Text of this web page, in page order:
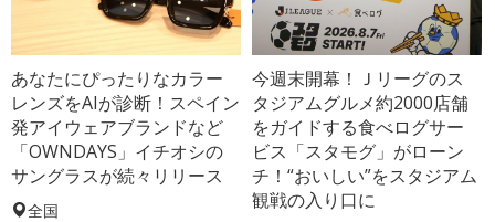
あなたにぴったりなカラー
レンズをAIが診断！スペイン
発アイウェアブランドなど
「OWNDAYS」イチオシの
サングラスが続々リリース
全国
今週末開幕！Ｊリーグのス
タジアムグルメ約2000店舗
をガイドする食べログサー
ビス「スタモグ」がローン
チ！“おいしい”をスタジアム
観戦の入り口に